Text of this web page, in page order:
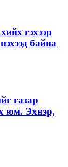
гэхээр
байна
газар
юм. Эхнэр,